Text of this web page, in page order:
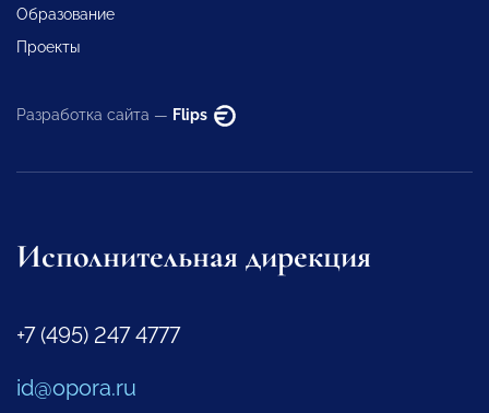
Образование
Проекты
Разработка сайта — Flips
Исполнительная дирекция
+7 (495) 247 4777
id@opora.ru